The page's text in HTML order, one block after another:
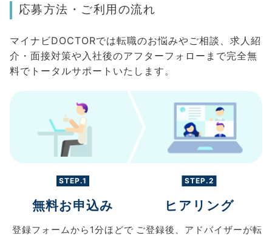
応募方法・ご利用の流れ
マイナビDOCTORでは転職のお悩みやご相談、求人紹
介・面接対策や入社後のアフターフォローまで完全無
料でトータルサポートいたします。
STEP.1
無料お申込み
登録フォームから 1分ほどで
STEP.2
ヒアリング
ご登録後、 アドバイザーが転